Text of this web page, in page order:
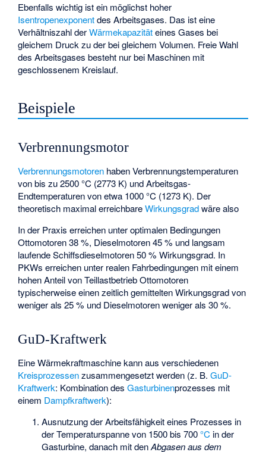
Ebenfalls wichtig ist ein möglichst hoher
Isentropenexponentdes Arbeitsgases. Das ist eine
Verhältniszahl derWärmekapazitäteines Gases bei
gleichem Druck zu der bei gleichem Volumen. Freie Wahl
des Arbeitsgases besteht nur bei Maschinen mit
geschlossenem Kreislauf.
Beispiele
Verbrennungsmotor
Verbrennungsmotoren haben Verbrennungstemperaturen
von bis zu 2500 °C (2773 K) und Arbeitsgas-
Endtemperaturen von etwa 1000 °C (1273 K). Der
theoretisch maximal erreichbareWirkungsgradwäre also
In der Praxis erreichen unter optimalen Bedingungen
Ottomotoren 38 %, Dieselmotoren 45 % und langsam
laufende Schiffsdieselmotoren 50 % Wirkungsgrad. In
PKWs erreichen unter realen Fahrbedingungen mit einem
hohen Anteil von Teillastbetrieb Ottomotoren
typischerweise einen zeitlich gemittelten Wirkungsgrad von
weniger als 25 % und Dieselmotoren weniger als 30 %.
GuD-Kraftwerk
Eine Wärmekraftmaschine kann aus verschiedenen
Kreisprozessenzusammengesetzt werden (z. B.GuD-
Kraftwerk: Kombination desGasturbinen­prozesses mit
einem Dampfkraftwerk):
Ausnutzung der Arbeitsfähigkeit eines Prozesses in
der Temperaturspanne von 1500 bis 700°C in der
Gasturbine, danach mit denAbgasen aus dem